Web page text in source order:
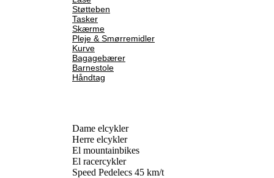
Støtteben
Tasker
Skærme
Pleje & Smørremidler
Kurve
Bagagebærer
Barnestole
Håndtag
Dame elcykler
Herre elcykler
El mountainbikes
El racercykler
Speed Pedelecs 45 km/t